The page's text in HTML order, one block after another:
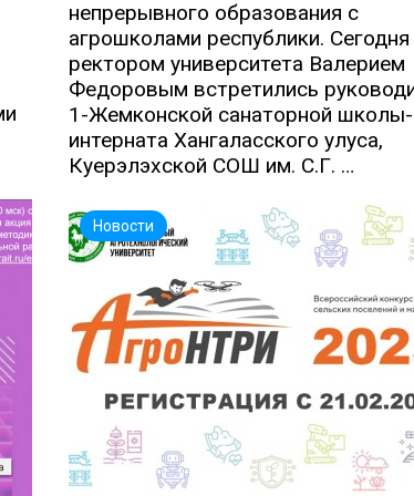
непрерывного образования с
агрошколами республики. Сегодня
ректором университета Валерием
Федоровым встретились
1-Жемконской санаторной школы-
интерната Хангаласского улуса,
Куерэлэхской СОШ им. С.Г. …
Новости